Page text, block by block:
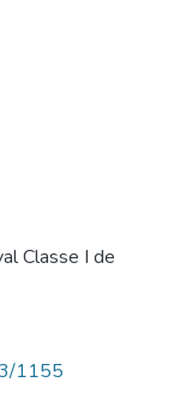
Classe I de
1155